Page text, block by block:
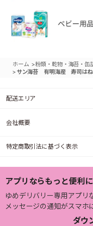
ホーム >粉類・乾物・海苔・缶
> サン海苔 有明海産 寿司は
配送エリア
会社概要
特定商取引法に基づく表示
アプリならもっと便利に
ゆめデリバリー専用アプリ
メッセージの通知がスマホ
ダウ